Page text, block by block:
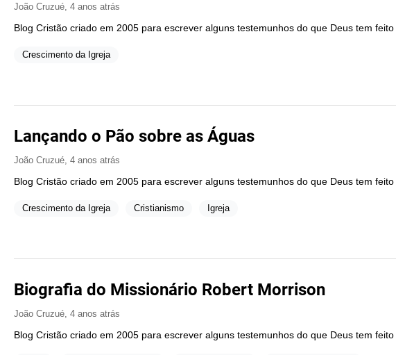
João Cruzué 4 anos atrás
Blog Cristão criado em 2005 para escrever alguns testemunhos do que Deus tem feito
Crescimento da Igreja
Lançando o Pão sobre as Águas
João Cruzué 4 anos atrás
Blog Cristão criado em 2005 para escrever alguns testemunhos do que Deus tem feito
Crescimento da Igreja Cristianismo Igreja
Biografia do Missionário Robert Morrison
João Cruzué 4 anos atrás
Blog Cristão criado em 2005 para escrever alguns testemunhos do que Deus tem feito